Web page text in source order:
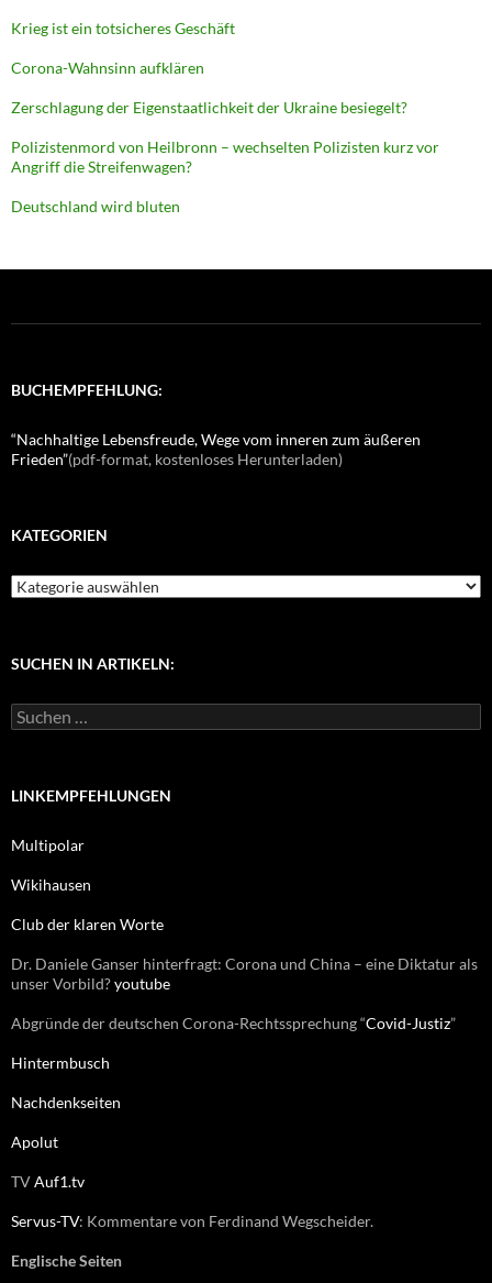
Krieg ist ein totsicheres Geschäft
Corona-Wahnsinn aufklären
Zerschlagung der Eigenstaatlichkeit der Ukraine besiegelt?
Polizistenmord von Heilbronn – wechselten Polizisten kurz vor
Angriff die Streifenwagen?
Deutschland wird bluten
BUCHEMPFEHLUNG:
“Nachhaltige Lebensfreude, Wege vom inneren zum äußeren
Frieden”(pdf-format, kostenloses Herunterladen)
KATEGORIEN
K
g
r
SUCHEN IN ARTIKELN:
S
u
e
a
h
LINKEMPFEHLUNGEN
Multipolar
Wikihausen
Club der klaren Worte
Dr. Daniele Ganser hinterfragt: Corona und China – eine Diktatur als
unser Vorbild?youtube
Abgründe der deutschen Corona-Rechtssprechung “Covid-Justiz”
Hintermbusch
Nachdenkseiten
Apolut
TVAuf1.tv
Servus-TV: Kommentare von Ferdinand Wegscheider.
Englische Seiten